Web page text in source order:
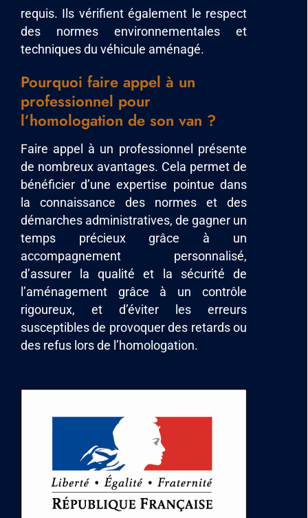
requis. Ils vérifient également le respect
des normes environnementales et
techniques du véhicule aménagé.
Pourquoi faire appel à un
professionnel pour
l’homologation de son van ?
Faire appel à un professionnel présente
de nombreux avantages. Cela permet de
bénéficier d’une expertise pointue dans
la connaissance des normes et des
démarches administratives, de gagner un
temps précieux grâce à un
accompagnement personnalisé,
d’assurer la qualité et la sécurité de
l’aménagement grâce à un contrôle
rigoureux, et d’éviter les erreurs
susceptibles de provoquer des retards ou
des refus lors de l’homologation.